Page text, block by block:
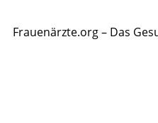
Frauenärzte.org – Das